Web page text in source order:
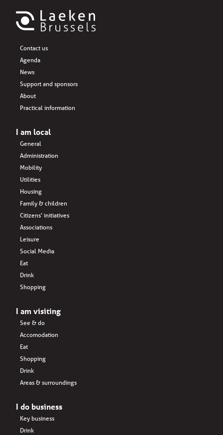
Contact us
Agenda
News
Support and sponsors
About
Practical information
I am local
General
Administration
Mobility
Utilities
Housing
Family & children
Citizens’ initiatives
Associations
Leisure
Social Media
Eat
Drink
Shopping
I am visiting
See & do
Accomodation
Eat
Shopping
Drink
Areas & surroundings
I do business
Key business
Drink